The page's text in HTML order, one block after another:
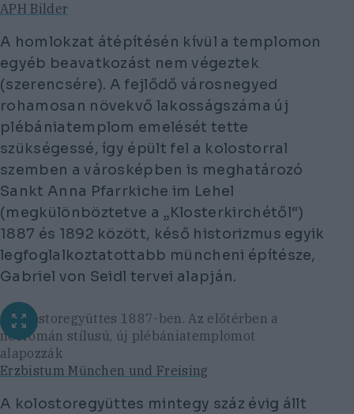
APH Bilder
A homlokzat átépítésén kívül a templomon
egyéb beavatkozást nem végeztek
(szerencsére). A fejlődő városnegyed
rohamosan növekvő lakosságszáma új
plébániatemplom emelését tette
szükségessé, így épült fel a kolostorral
szemben a városképben is meghatározó
Sankt Anna Pfarrkiche im Lehel
(megkülönböztetve a „Klosterkirchétől“)
1887 és 1892 között, késő historizmus egyik
legfoglalkoztatottabb müncheni építésze,
Gabriel von Seidl tervei alapján.
A kolostoregyüttes 1887-ben. Az előtérben a
neoromán stílusú, új plébániatemplomot
alapozzák
Erzbistum München und Freising
A kolostoregyüttes mintegy száz évig állt